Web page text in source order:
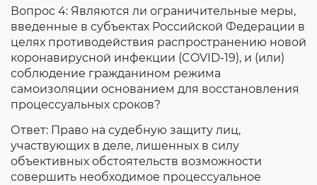
Вопрос 4: Являются ли ограничительные меры,
введенные в субъектах Российской Федерации в
целях противодействия распространению новой
коронавирусной инфекции (COVID-19), и (или)
соблюдение гражданином режима
самоизоляции основанием для восстановления
процессуальных сроков?
Ответ: Право на судебную защиту лиц,
участвующих в деле, лишенных в силу
объективных обстоятельств возможности
совершить необходимое процессуальное